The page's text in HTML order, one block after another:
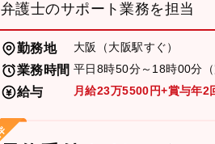
弁護士のサポート業務を担当
勤務地 大阪（大阪駅すぐ）
業務時間 平日8時50分～18時00分（
給与 月給23万5500円+賞与年2